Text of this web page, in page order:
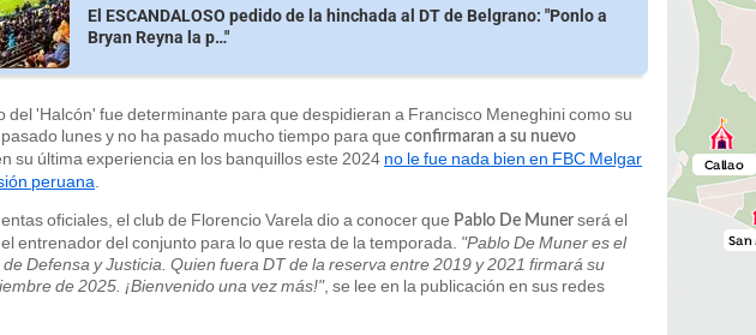
El ESCANDALOSO pedido de la hinchada al DT de Belgrano: "Ponlo a
Bryan Reyna la p…"
del 'Halcón' fue determinante para que despidieran a Francisco Meneghini como su
lunes y no ha pasado mucho tiempo para que confirmaran a su nuevo
su última experiencia en los banquillos este 2024 no le fue nada bien en FBC Melgar
peruana
oficiales, el club de Florencio Varela dio a conocer que Pablo De Muner será el
entrenador del conjunto para lo que resta de la temporada. "Pablo De Muner es el
Defensa y Justicia. Quien fuera DT de la reserva entre 2019 y 2021 firmará su
de 2025. ¡Bienvenido una vez más!", se lee en la publicación en sus redes